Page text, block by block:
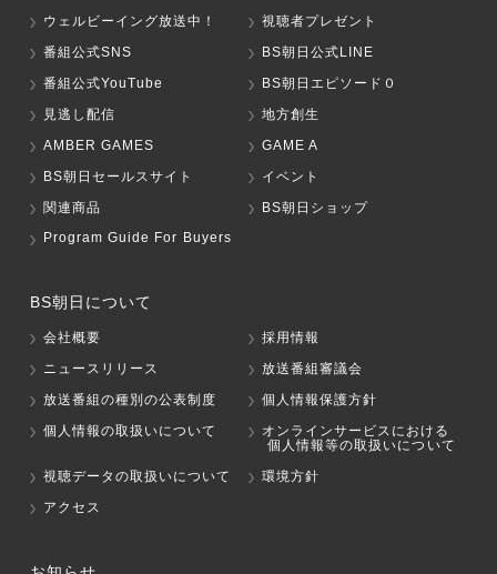
ウェルビーイング放送中！
視聴者プレゼント
番組公式SNS
BS朝日公式LINE
番組公式YouTube
BS朝日エピソード０
見逃し配信
地方創生
AMBER GAMES
GAME A
BS朝日セールスサイト
イベント
関連商品
BS朝日ショップ
Program Guide For Buyers
BS朝日について
会社概要
採用情報
ニュースリリース
放送番組審議会
放送番組の種別の公表制度
個人情報保護方針
個人情報の取扱いについて
オンラインサービスにおける
個人情報等の取扱いについて
視聴データの取扱いについて
環境方針
アクセス